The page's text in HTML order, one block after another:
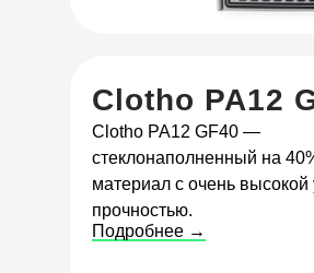
Clotho PA12
Clotho PA12 GF40 —
стеклонаполненный на
материал с очень высокой
прочностью.
Подробнее →